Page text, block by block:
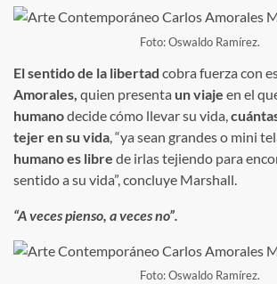
Foto: Oswaldo Ramírez.
El sentido de la libertad cobra fuerza con
Amorales, quien presenta un viaje en el
humanodecide cómo llevar su vida,
tejer en su vida, “ya sean grandes o mini
humano es libre de irlas tejiendo para
sentido a su vida”, concluye Marshall.
“A veces pienso, a veces no”.
Foto: Oswaldo Ramírez.